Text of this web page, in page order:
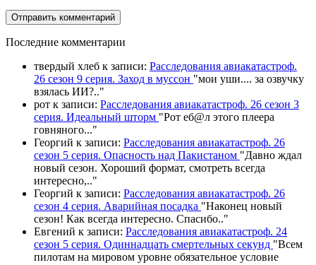
Последние комментарии
твердый хлеб к записи: Расследования авиакатастроф.
26 сезон 9 серия. Заход в муссон "мои уши.... за озвучку
взялась ИИ?.."
рот к записи: Расследования авиакатастроф. 26 сезон 3
серия. Идеальный шторм "Рот еб@л этого плеера
говняного..."
Георгий к записи: Расследования авиакатастроф. 26
сезон 5 серия. Опасность над Пакистаном "Давно ждал
новый сезон. Хороший формат, смотреть всегда
интересно,.."
Георгий к записи: Расследования авиакатастроф. 26
сезон 4 серия. Аварийная посадка "Наконец новый
сезон! Как всегда интересно. Спасибо.."
Евгений к записи: Расследования авиакатастроф. 24
сезон 5 серия. Одиннадцать смертельных секунд "Всем
пилотам на мировом уровне обязательное условие